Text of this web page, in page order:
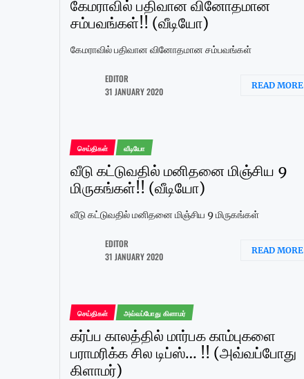
கேமராவில் பதிவான வினோதமான
சம்பவங்கள்!! (வீடியோ)
கேமராவில் பதிவான வினோதமான சம்பவங்கள்
EDITOR
31 JANUARY 2020
READ MORE
செய்திகள் வீடியோ
வீடு கட்டுவதில் மனிதனை மிஞ்சிய 9
மிருகங்கள்!! (வீடியோ)
வீடு கட்டுவதில் மனிதனை மிஞ்சிய 9 மிருகங்கள்
EDITOR
31 JANUARY 2020
READ MORE
செய்திகள் அவ்வப்போது கிளாமர்
கர்ப்ப காலத்தில் மார்பக காம்புகளை
பராமரிக்க சில டிப்ஸ்… !! (அவ்வப்போது
கிளாமர்)